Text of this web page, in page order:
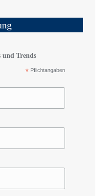
und Trends
* Pflichtangaben